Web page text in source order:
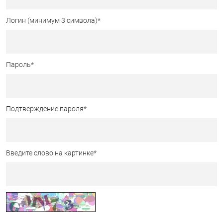
Логин (минимум 3 символа)*
Пароль*
Подтверждение пароля*
Введите слово на картинке*